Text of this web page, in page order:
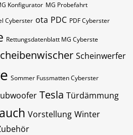
Konfigurator MG Probefahrt
Cyberster ota PDC PDF Cyberster
Rettungsdatenblatt MG Cyberste
Scheinwerfer
Sommer Fussmatten Cyberster
Tesla Türdämmung
Vorstellung Winter